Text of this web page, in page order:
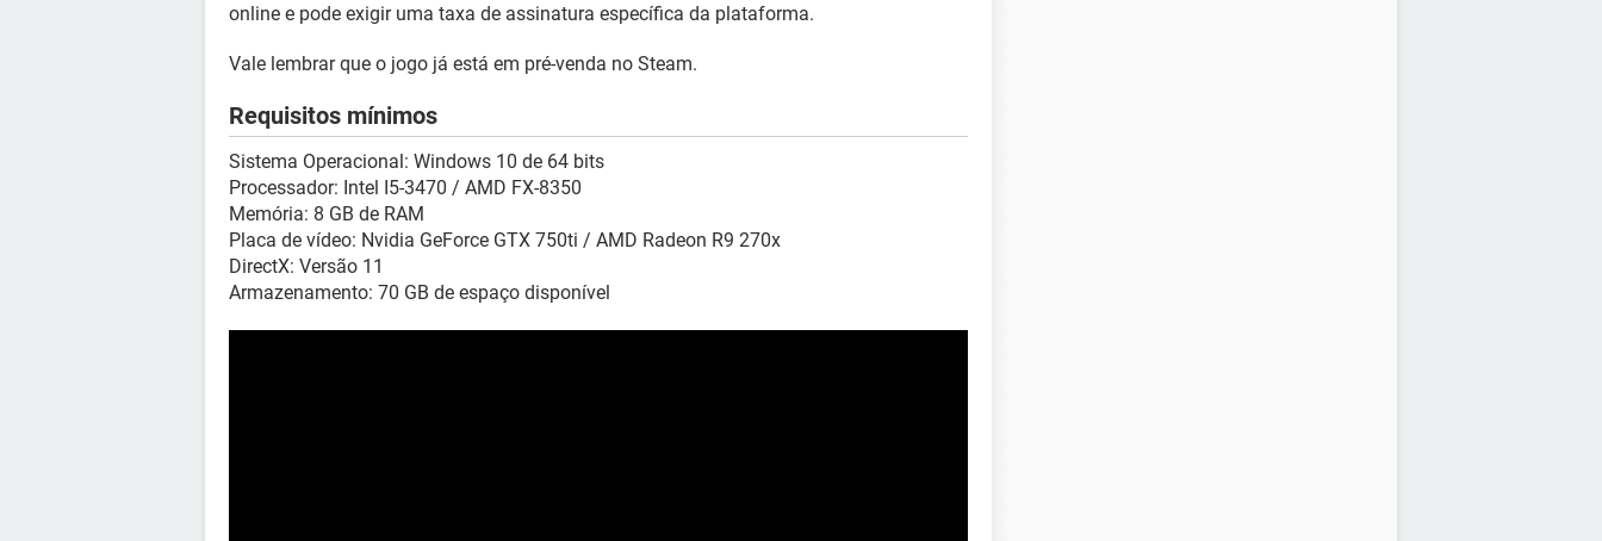
online e pode exigir uma taxa de assinatura específica da plataforma.
Vale lembrar que o jogo já está em pré-venda no Steam.
Requisitos mínimos
Sistema Operacional: Windows 10 de 64 bits
Processador: Intel I5-3470 / AMD FX-8350
Memória: 8 GB de RAM
Placa de vídeo: Nvidia GeForce GTX 750ti / AMD Radeon R9 270x
DirectX: Versão 11
Armazenamento: 70 GB de espaço disponível